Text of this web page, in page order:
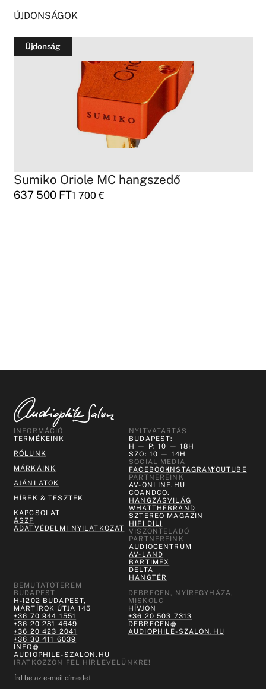
ÚJDONSÁGOK
Újdonság
Sumiko Oriole MC hangszedő
637 500 FT1 700€
INFORMÁCIÓ
TERMÉKEINK
RÓLUNK
MÁRKÁINK
AJÁNLATOK
HÍREK & TESZTEK
KAPCSOLAT
ÁSZF
ADATVÉDELMI NYILATKOZAT
NYITVATARTÁS
BUDAPEST:
H — P: 10 — 18H
SZO: 10 — 14H
SOCIAL MEDIA
FACEBOOKINSTAGRAMYOUTUBE
PARTNEREINK
AV-ONLINE.HU
COANDCO.
HANGZÁSVILÁG
WHATTHEBRAND
SZTEREO MAGAZIN
HIFI DILI
VISZONTELADÓ
PARTNEREINK
AUDIOCENTRUM
AV-LAND
BARTIMEX
DELTA
HANGTÉR
BEMUTATÓTEREM
BUDAPEST
H-1202 BUDAPEST,
MÁRTÍROK ÚTJA 145
+36 70 944 1551
+36 20 281 4649
+36 20 423 2041
+36 30 411 6039
INFO@
AUDIOPHILE-SZALON.HU
DEBRECEN, NYÍREGYHÁZA,
MISKOLC
HÍVJON
+36 20 503 7313
DEBRECEN@
AUDIOPHILE-SZALON.HU
IRATKOZZON FEL HÍRLEVELÜNKRE!